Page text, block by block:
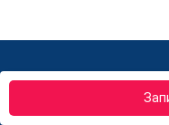
Вернем